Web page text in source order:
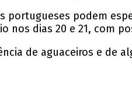
portugueses podem
nos dias 20 e 21, com
de aguaceiros e de